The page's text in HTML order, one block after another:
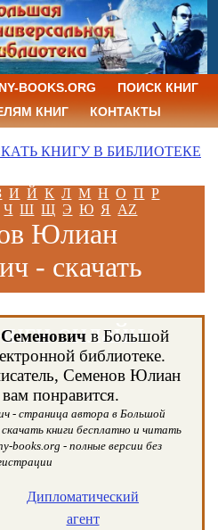
BOOKS.ORG
ПОИСК КНИГ
КНИГ
КОНТАКТЫ
КНИГУ В БИБЛИОТЕКЕ
И Й К Л М Н О П Р
Ч Ш Щ Э Ю Я AZ
Юлиан
- скачать
и
онлайн
в Большой
библиотеке.
Семенов Юлиан
понравится.
- страница автора в Большой
книги бесплатно и читать
books.org - полные версии без
Дипломатический
агент